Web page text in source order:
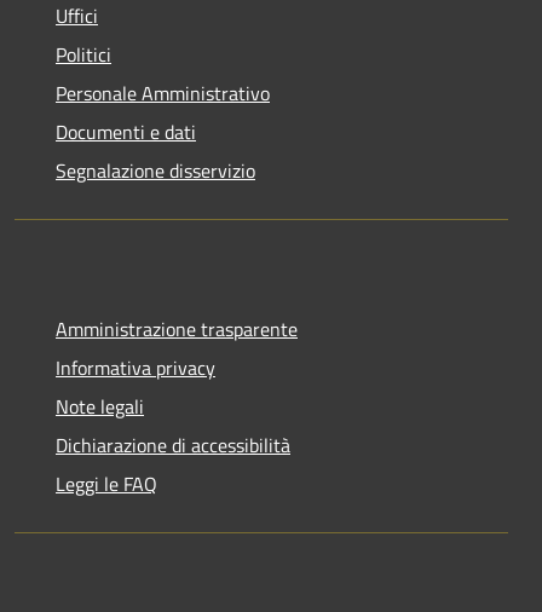
Uffici
Politici
Personale Amministrativo
Documenti e dati
Segnalazione disservizio
Amministrazione trasparente
Informativa privacy
Note legali
Dichiarazione di accessibilità
Leggi le FAQ